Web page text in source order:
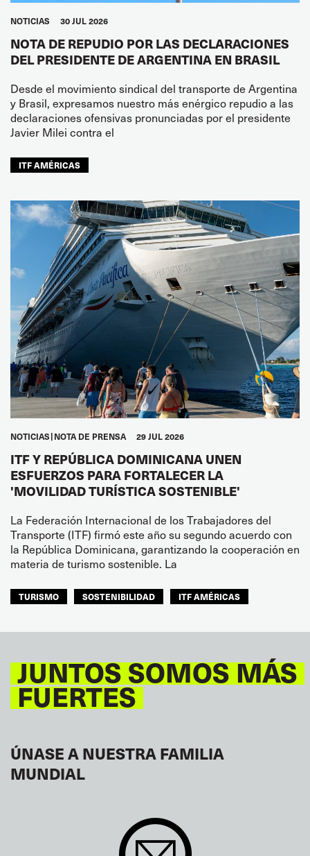
NOTICIAS 30 JUL 2026
NOTA DE REPUDIO POR LAS DECLARACIONES
DEL PRESIDENTE DE ARGENTINA EN BRASIL
Desde el movimiento sindical del transporte de Argentina
y Brasil, expresamos nuestro más enérgico repudio a las
declaraciones ofensivas pronunciadas por el presidente
Javier Milei contra el
ITF AMÉRICAS
NOTICIAS NOTA DE PRENSA 29 JUL 2026
ITF Y REPÚBLICA DOMINICANA UNEN
ESFUERZOS PARA FORTALECER LA
'MOVILIDAD TURÍSTICA SOSTENIBLE'
La Federación Internacional de los Trabajadores del
Transporte (ITF) firmó este año su segundo acuerdo con
la República Dominicana, garantizando la cooperación en
materia de turismo sostenible. La
TURISMO SOSTENIBILIDAD ITF AMÉRICAS
JUNTOS SOMOS MÁS
FUERTES
ÚNASE A NUESTRA FAMILIA
MUNDIAL